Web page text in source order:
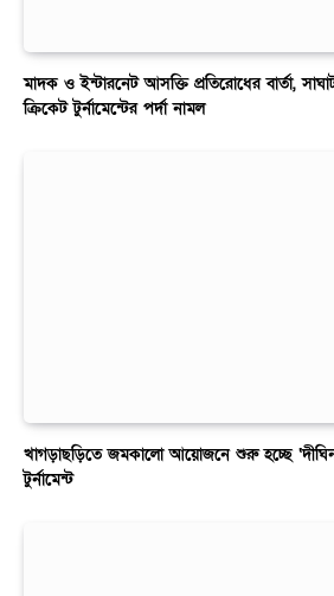
মাদক ও ইন্টারনেট আসক্তি প্রতিরোধের বার্তা,
ক্রিকেট টুর্নামেন্টের পর্দা নামল
খাগড়াছড়িতে জমকালো আয়োজনে শুরু হচ্ছে
টুর্নামেন্ট